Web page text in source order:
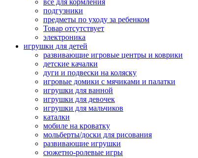
все для кормления
подгузники
предметы по уходу за ребенком
Товар отсутствует
электроника
игрушки для детей
развивающие игровые центры и коврики
детские качалки
дуги и подвески на коляску
игровые домики с мячиками и палатки
игрушки для ванной
игрушки для девочек
игрушки для мальчиков
каталки
мобиле на кроватку
мольберты/доски для рисования
развивающие игрушки
сюжетно-ролевые игры